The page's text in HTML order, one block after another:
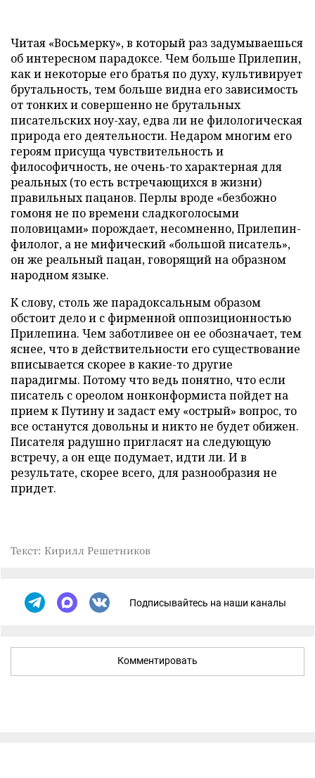
Читая «Восьмерку», в который раз задумываешься
об интересном парадоксе. Чем больше Прилепин,
как и некоторые его братья по духу, культивирует
брутальность, тем больше видна его зависимость
от тонких и совершенно не брутальных
писательских ноу-хау, едва ли не филологическая
природа его деятельности. Недаром многим его
героям присуща чувствительность и
философичность, не очень-то характерная для
реальных (то есть встречающихся в жизни)
правильных пацанов. Перлы вроде «безбожно
гомоня не по времени сладкоголосыми
половицами» порождает, несомненно, Прилепин-
филолог, а не мифический «большой писатель»,
он же реальный пацан, говорящий на образном
народном языке.
К слову, столь же парадоксальным образом
обстоит дело и с фирменной оппозиционностью
Прилепина. Чем заботливее он ее обозначает, тем
яснее, что в действительности его существование
вписывается скорее в какие-то другие
парадигмы. Потому что ведь понятно, что если
писатель с ореолом нонконформиста пойдет на
прием к Путину и задаст ему «острый» вопрос, то
все останутся довольны и никто не будет обижен.
Писателя радушно пригласят на следующую
встречу, а он еще подумает, идти ли. И в
результате, скорее всего, для разнообразия не
придет.
Текст: Кирилл Решетников
Подписывайтесь на наши каналы
Комментировать